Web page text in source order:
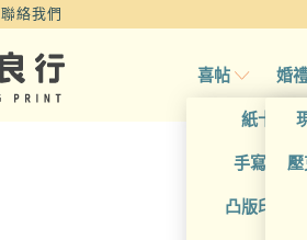
聯絡我們
喜帖
紙卡喜帖
手寫風喜
凸版印刷
婚